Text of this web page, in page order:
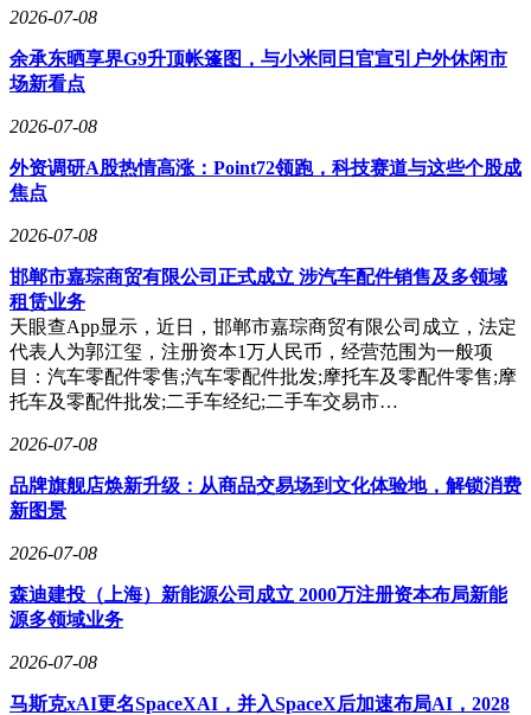
2026-07-08
余承东晒享界G9升顶帐篷图，与小米同日官宣引户外休闲市
场新看点
2026-07-08
外资调研A股热情高涨：Point72领跑，科技赛道与这些个股成
焦点
2026-07-08
邯郸市嘉琮商贸有限公司正式成立 涉汽车配件销售及多领域
租赁业务
天眼查App显示，近日，邯郸市嘉琮商贸有限公司成立，法定
代表人为郭江玺，注册资本1万人民币，经营范围为一般项
目：汽车零配件零售;汽车零配件批发;摩托车及零配件零售;摩
托车及零配件批发;二手车经纪;二手车交易市…
2026-07-08
品牌旗舰店焕新升级：从商品交易场到文化体验地，解锁消费
新图景
2026-07-08
森迪建投（上海）新能源公司成立 2000万注册资本布局新能
源多领域业务
2026-07-08
马斯克xAI更名SpaceXAI，并入SpaceX后加速布局AI，2028